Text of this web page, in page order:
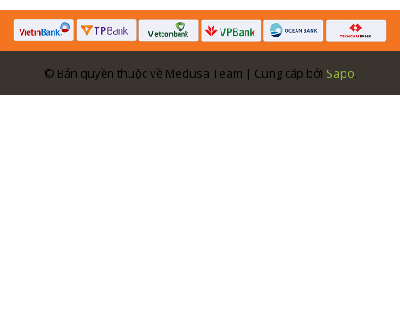
© Bản quyền thuộc về Medusa Team | Cung cấp bởi Sapo.